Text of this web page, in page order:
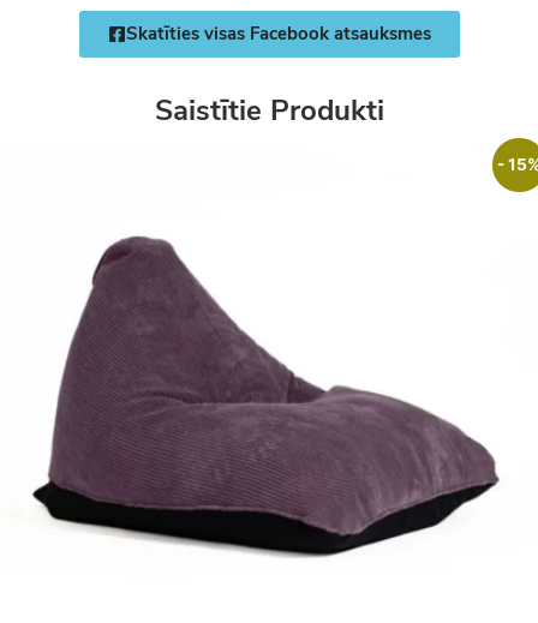
Skatīties visas Facebook atsauksmes
Saistītie Produkti
-